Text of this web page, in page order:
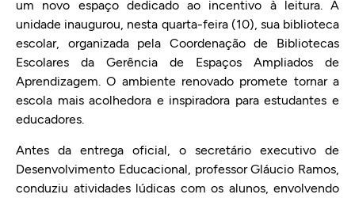
um novo espaço dedicado ao incentivo à leitura. A
unidade inaugurou, nesta quarta-feira (10), sua biblioteca
escolar, organizada pela Coordenação de Bibliotecas
Escolares da Gerência de Espaços Ampliados de
Aprendizagem. O ambiente renovado promete tornar a
escola mais acolhedora e inspiradora para estudantes e
educadores.
Antes da entrega oficial, o secretário executivo de
Desenvolvimento Educacional, professor Gláucio Ramos,
conduziu atividades lúdicas com os alunos, envolvendo